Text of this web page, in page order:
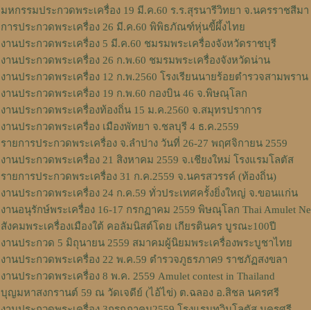
มหกรรมประกวดพระเครื่อง 19 มี.ค.60 ร.ร.สุรนารีวิทยา จ.นครราชสีมา
การประกวดพระเครื่อง 26 มี.ค.60 พิพิธภัณฑ์หุ่นขี้ผึ้งไทย
งานประกวดพระเครื่อง 5 มี.ค.60 ชมรมพระเครื่องจังหวัดราชบุรี
งานประกวดพระเครื่อง 26 ก.พ.60 ชมรมพระเครื่องจังหวัดน่าน
งานประกวดพระเครื่อง 12 ก.พ.2560 โรงเรียนนายร้อยตำรวจสามพราน
งานประกวดพระเครื่อง 19 ก.พ.60 กองบิน 46 จ.พิษณุโลก
งานประกวดพระเครื่องท้องถิ่น 15 ม.ค.2560 จ.สมุทรปราการ
งานประกวดพระเครื่อง เมืองพัทยา จ.ชลบุรี 4 ธ.ค.2559
รายการประกวดพระเครื่อง จ.ลำปาง วันที่ 26-27 พฤศจิกายน 2559
งานประกวดพระเครื่อง 21 สิงหาคม 2559 จ.เชียงใหม่ โรงแรมโลตัส
รายการประกวดพระเครื่อง 31 ก.ค.2559 จ.นครสวรรค์ (ท้องถิ่น)
งานประกวดพระเครื่อง 24 ก.ค.59 ทั่วประเทศครั้งยิ่งใหญ่ จ.ขอนแก่น
งานอนุรักษ์พระเครื่อง 16-17 กรกฏาคม 2559 พิษณุโลก Thai Amulet
สังคมพระเครื่องเมืองใต้ คอลัมนิสต์โดย เกียรตินคร บูรณะ100ปี
งานประกวด 5 มิถุนายน 2559 สมาคมผู้นิยมพระเครื่องพระบูชาไทย
งานประกวดพระเครื่อง 22 พ.ค.59 ตำรวจภูธรภาค9 ราชภัฏสงขลา
งานประกวดพระเครื่อง 8 พ.ค. 2559 Amulet contest in Thailand
บุญมหาสงกรานต์ 59 ณ วัดเจดีย์ (ไอ้ไข่) ต.ฉลอง อ.สิชล นครศรี